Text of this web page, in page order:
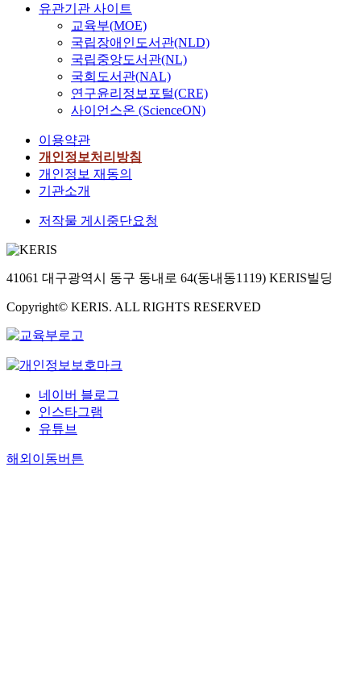
유관기관 사이트
교육부(MOE)
국립장애인도서관(NLD)
국립중앙도서관(NL)
국회도서관(NAL)
연구윤리정보포털(CRE)
사이언스온 (ScienceON)
이용약관
개인정보처리방침
개인정보 재동의
기관소개
저작물 게시중단요청
41061 대구광역시 동구 동내로 64(동내동1119) KERIS빌딩
Copyright© KERIS. ALL RIGHTS RESERVED
네이버 블로그
인스타그램
유튜브
해외이동버튼